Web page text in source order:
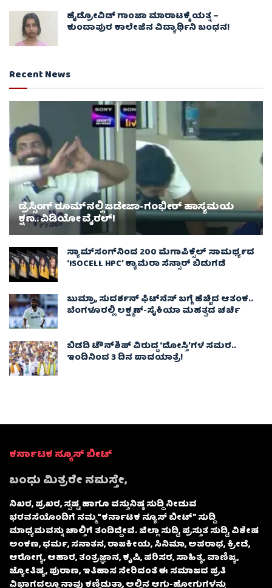
ಹೈಡ್ರೋವಿಡ್ ಗಾಂಜಾ ಮಾರಾಟಕ್ಕೆ ಯತ್ನ –
ಕುಂದಾಪುರ ಕಾಲೇಜಿನ ವಿದ್ಯಾರ್ಥಿನಿ ಬಂಧನ!
Recent News
ಡ್ರೆಸ್ಸಿಂಗ್ ರೂಮ್‌ನಲ್ಲಿ ಜಡೇಜಾ-ಗಂಭೀರ್ ಹಾಸ್ಯಮಯ
ಕ್ಷಣ.. ವಿಡಿಯೋ ವೈರಲ್!
ಸ್ಯಾಮ್‌ಸಂಗ್‌ನಿಂದ 200 ಮೆಗಾಪಿಕ್ಸೆಲ್ ಸಾಮರ್ಥ್ಯದ
‘ISOCELL HPC’ ಕ್ಯಾಮೆರಾ ಸೆನ್ಸಾರ್ ಬಿಡುಗಡೆ
ಬುಮ್ರಾ, ಸುದರ್ಶನ್ ಫಿಟ್‌ನೆಸ್ ಬಗ್ಗೆ ಹೆಚ್ಚಿದ ಆತಂಕ..
ಬೆಂಗಳೂರಲ್ಲಿ ಲಕ್ಷ್ಮಣ್-ಸೈಕಿಯಾ ಮಹತ್ವದ ಚರ್ಚೆ
ಬಿಡದಿ ಟೌನ್‌ಶಿಪ್ ವಿರುದ್ಧ ‘ದೋಸ್ತಿ’ಗಳ ಸಮರ..
ಇಂದಿನಿಂದ 3 ದಿನ ಪಾದಯಾತ್ರೆ!
ಕರ್ನಾಟಕ ನ್ಯೂಸ್ ಬೀಟ್
ಬಂಧು ಮಿತ್ರರೇ ನಮಸ್ತೇ,
ನಿಖರ, ಪ್ರಖರ, ಸ್ಪಷ್ಟ ಹಾಗೂ ವಸ್ತುನಿಷ್ಠ ಸುದ್ದಿ ನೀಡುವ
ಭರವಸೆಯೊಂದಿಗೆ ನಮ್ಮ “ಕರ್ನಾಟಕ ನ್ಯೂಸ್ ಬೀಟ್” ಸುದ್ದಿ
ಮಾಧ್ಯಮವನ್ನು ಚಾಲ್ತಿಗೆ ತಂದಿದ್ದೇವೆ. ಜಿಲ್ಲಾ ಸುದ್ದಿ, ಪ್ರಸ್ತುತ ಸುದ್ದಿ, ವಿಶೇಷ
ಅಂಕಣ, ಧರ್ಮ, ಸನಾತನ, ರಾಜಕೀಯ, ಸಿನಿಮಾ, ಅಪರಾಧ, ಕ್ರೀಡೆ,
ಆರೋಗ್ಯ, ಆಹಾರ, ತಂತ್ರಜ್ಞಾನ, ಕೃಷಿ, ಪರಿಸರ, ಸಾಹಿತ್ಯ, ವಾಣಿಜ್ಯ,
ಜ್ಯೋತಿಷ್ಯ, ಪುರಾಣ, ಇತಿಹಾಸ ಸೇರಿದಂತೆ ಈ ಸಮಾಜದ ಪ್ರತಿ
ವಿಭಾಗದಲ್ಲೂ ನಾವು ಕಣ್ಣಿಡುತ್ತಾ, ಅಲ್ಲಿನ ಆಗು-ಹೋಗುಗಳನ್ನು